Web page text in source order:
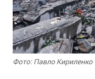
Фото: Павло Кириленко